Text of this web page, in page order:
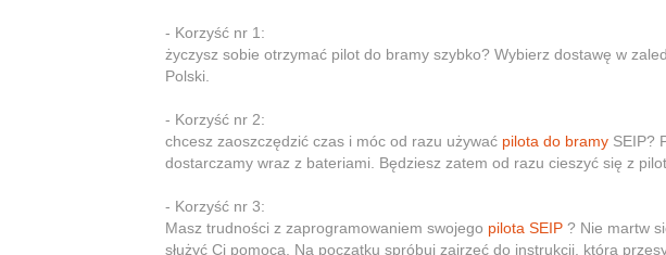
- Korzyść nr 1:
życzysz sobie otrzymać pilot do bramy szybko? Wybierz dostawę w
Polski.
- Korzyść nr 2:
chcesz zaoszczędzić czas i móc od razu używać pilota do bramy SEIP?
dostarczamy wraz z bateriami. Będziesz zatem od razu cieszyć się z
- Korzyść nr 3:
Masz trudności z zaprogramowaniem swojego pilota SEIP ? Nie martw
służyć Ci pomocą. Na początku spróbuj zajrzeć do instrukcji, którą